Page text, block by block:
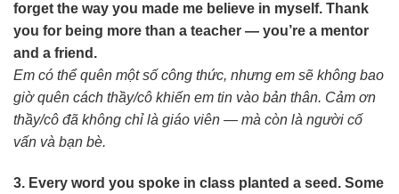
forget the way you made me believe in myself. Thank
you for being more than a teacher — you’re a mentor
and a friend.
Em có thể quên một số công thức, nhưng em sẽ không bao
giờ quên cách thầy/cô khiến em tin vào bản thân. Cảm ơn
thầy/cô đã không chỉ là giáo viên — mà còn là người cố
vấn và bạn bè.
3. Every word you spoke in class planted a seed. Some